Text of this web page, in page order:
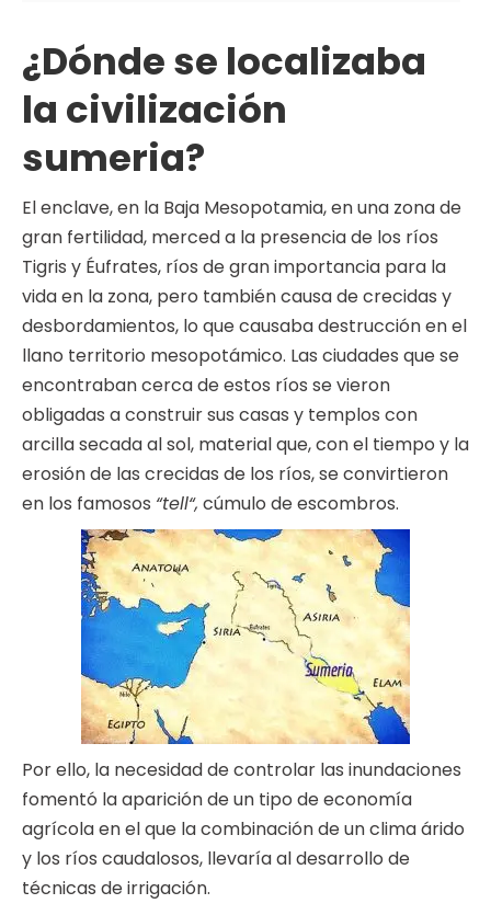
¿Dónde se localizaba
la civilización
sumeria?
El enclave, en la Baja Mesopotamia, en una zona de
gran fertilidad, merced a la presencia de los ríos
Tigris y Éufrates, ríos de gran importancia para la
vida en la zona, pero también causa de crecidas y
desbordamientos, lo que causaba destrucción en el
llano territorio mesopotámico. Las ciudades que se
encontraban cerca de estos ríos se vieron
obligadas a construir sus casas y templos con
arcilla secada al sol, material que, con el tiempo y la
erosión de las crecidas de los ríos, se convirtieron
en los famosos “tell“, cúmulo de escombros.
Por ello, la necesidad de controlar las inundaciones
fomentó la aparición de un tipo de economía
agrícola en el que la combinación de un clima árido
y los ríos caudalosos, llevaría al desarrollo de
técnicas de irrigación.